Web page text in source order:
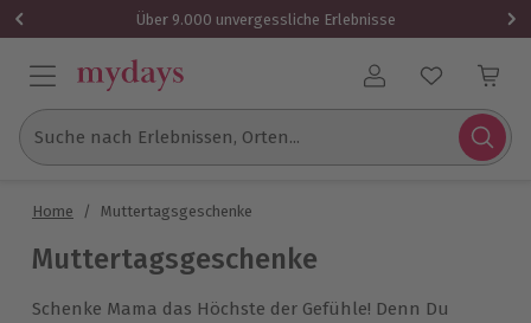
Über 9.000 unvergessliche Erlebnisse
Benutzerkonto
Suche nach Erlebnissen, Orten...
Home / Muttertagsgeschenke
Muttertagsgeschenke
Schenke Mama das Höchste der Gefühle! Denn Du